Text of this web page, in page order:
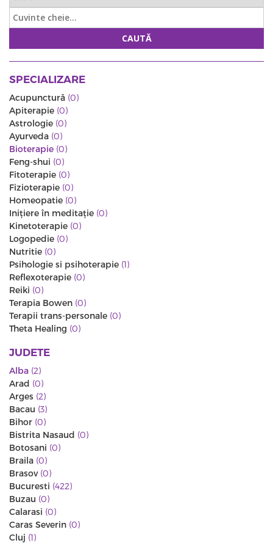
CAUTĂ
SPECIALIZARE
Acupunctură (0)
Apiterapie (0)
Astrologie (0)
Ayurveda (0)
Bioterapie (0)
Feng-shui (0)
Fitoterapie (0)
Fizioterapie (0)
Homeopatie (0)
Iniţiere în meditaţie (0)
Kinetoterapie (0)
Logopedie (0)
Nutritie (0)
Psihologie si psihoterapie (1)
Reflexoterapie (0)
Reiki (0)
Terapia Bowen (0)
Terapii trans-personale (0)
Theta Healing (0)
JUDETE
Alba (2)
Arad (0)
Arges (2)
Bacau (3)
Bihor (0)
Bistrita Nasaud (0)
Botosani (0)
Braila (0)
Brasov (0)
Bucuresti (422)
Buzau (0)
Calarasi (0)
Caras Severin (0)
Cluj (1)